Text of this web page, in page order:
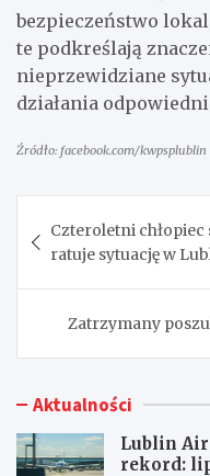
bezpieczeństwo
te podkreślają
nieprzewidziane
działania
Źródło: facebook.com/kwpsplublin
wpisu
Czteroletni
ratuje sytuację w
Zatrzymany
Aktualności
Lublin
rekord: